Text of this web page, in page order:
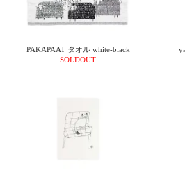
PAKAPAAT タオル white-black
SOLDOUT